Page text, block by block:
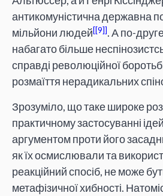
антикомуністична державна
мільйони людей [9] . А по-
набагато більше
справді революційної
розмаїття нерадикальних
Зрозуміло, що таке широке
практичному застосуванні
аргументом проти його
як їх осмислювали та
реакційний спосіб, не може
метафізичної хибності.